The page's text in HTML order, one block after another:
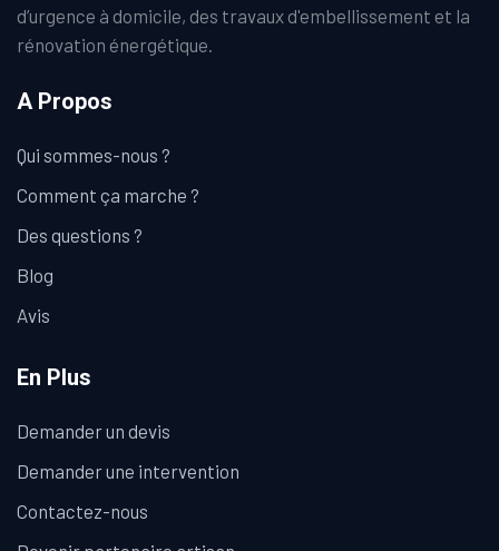
d’urgence à domicile, des travaux d'embellissement et la
rénovation énergétique.
A Propos
Qui sommes-nous ?
Comment ça marche ?
Des questions ?
Blog
Avis
En Plus
Demander un devis
Demander une intervention
Contactez-nous